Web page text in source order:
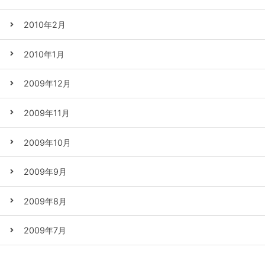
2010年2月
2010年1月
2009年12月
2009年11月
2009年10月
2009年9月
2009年8月
2009年7月